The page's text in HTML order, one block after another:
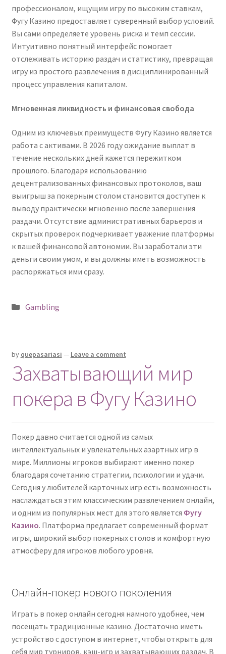
профессионалом, ищущим игру по высоким ставкам,
Фугу Казино предоставляет суверенный выбор условий.
Вы сами определяете уровень риска и темп сессии.
Интуитивно понятный интерфейс помогает
отслеживать историю раздач и статистику, превращая
игру из простого развлечения в дисциплинированный
процесс управления капиталом.
Мгновенная ликвидность и финансовая свобода
Одним из ключевых преимуществ Фугу Казино является
работа с активами. В 2026 году ожидание выплат в
течение нескольких дней кажется пережитком
прошлого. Благодаря использованию
децентрализованных финансовых протоколов, ваш
выигрыш за покерным столом становится доступен к
выводу практически мгновенно после завершения
раздачи. Отсутствие административных барьеров и
скрытых проверок подчеркивает уважение платформы
к вашей финансовой автономии. Вы заработали эти
деньги своим умом, и вы должны иметь возможность
распоряжаться ими сразу.
Posted
Gambling
by quepasariasi — Leave a comment
Захватывающий мир
покера в Фугу Казино
Покер давно считается одной из самых
интеллектуальных и увлекательныхазартных игр в
мире. Миллионы игроков выбирают именно покер
благодаря сочетанию стратегии, психологии и удачи.
Сегодня улюбителей карточных игр есть возможность
наслаждаться этим классическим развлечением онлайн,
и одним из популярных мест для этого является Фугу
Казино. Платформа предлагает современный формат
игры, широкий выбор покерныхстолов и комфортную
атмосферудля игроков любого уровня.
Онлайн-покер нового поколения
Играть в покер онлайн сегодня намного удобнее, чем
посещать традиционные казино. Достаточно иметь
устройство сдоступом в интернет, чтобы открыть для
себя мир турниров, кэш-игр и захватывающих раздач. В